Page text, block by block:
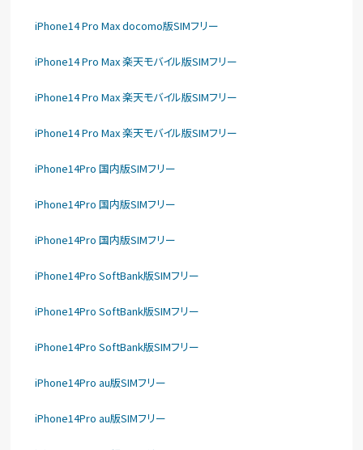
iPhone14 Pro Max docomo版SIMフリー
iPhone14 Pro Max 楽天モバイル版SIMフリー
iPhone14 Pro Max 楽天モバイル版SIMフリー
iPhone14 Pro Max 楽天モバイル版SIMフリー
iPhone14Pro 国内版SIMフリー
iPhone14Pro 国内版SIMフリー
iPhone14Pro 国内版SIMフリー
iPhone14Pro SoftBank版SIMフリー
iPhone14Pro SoftBank版SIMフリー
iPhone14Pro SoftBank版SIMフリー
iPhone14Pro au版SIMフリー
iPhone14Pro au版SIMフリー